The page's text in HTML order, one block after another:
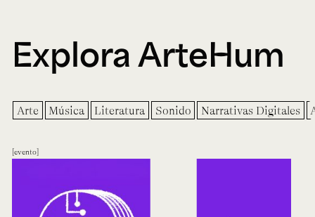
Explora ArteHum
Arte Música Literatura Sonido Narrativas Digitales
evento